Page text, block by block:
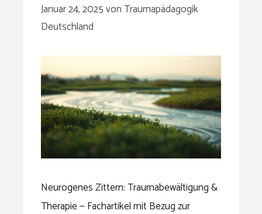
Januar 24, 2025vonTraumapädagogik
Deutschland
Neurogenes Zittern: Traumabewältigung &
Therapie — Fachartikel mit Bezug zur